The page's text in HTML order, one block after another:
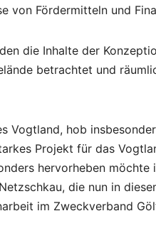
von Fördermitteln und
die Inhalte der
betrachtet und
Vogtland, hob
Projekt für das
hervorheben möchte
die nun in
im Zweckverband